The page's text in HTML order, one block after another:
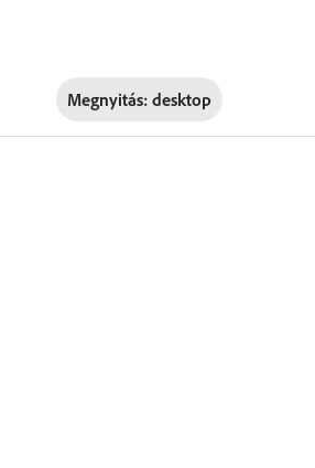
Megnyitás: desktop